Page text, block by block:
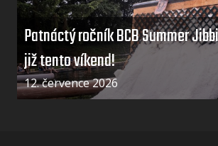
Patnáctý ročník BCB Summer
již tento víkend!
12. července 2026